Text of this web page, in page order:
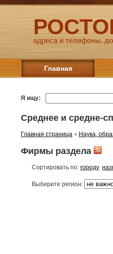
адреса и телефоны,
Главная
Я ищу:
Среднее и средне-
Главная страница Наука,
Фирмы раздела
Сортировать по: городу
Выберите регион: